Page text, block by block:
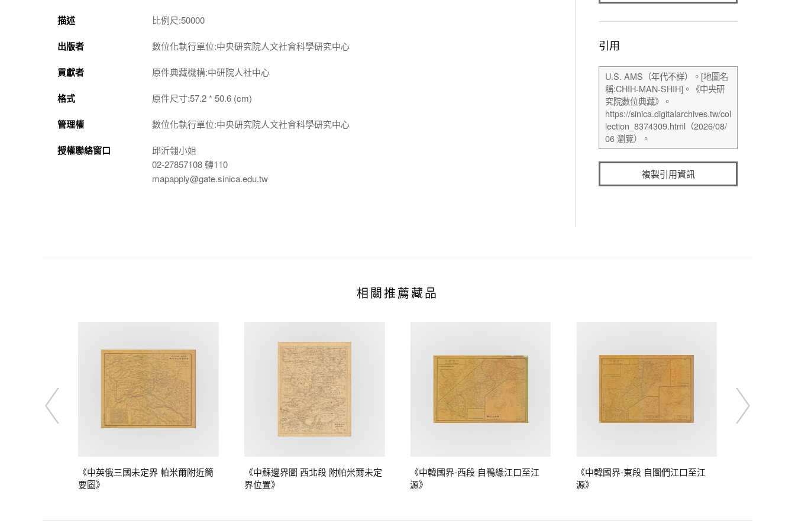
描述
比例尺:50000
出版者 數位化執行單位:中央研究院人文社會科學研究中心
貢獻者 原件典藏機構:中研院人社中心
格式 原件尺寸:57.2 * 50.6 (cm)
管理權 數位化執行單位:中央研究院人文社會科學研究中心
授權聯絡窗口
邱沂翎小姐
02-27857108 轉110
mapapply@gate.sinica.edu.tw
引用
複製引用資訊
相關推薦藏品
《中英俄三國未定界 帕米爾附近簡
要圖》
《中蘇邊界圖 西北段 附帕米爾未定
界位置》
《中韓國界-西段 自鴨綠江口至江
源》
《中韓國界-東段 自圖們江口至江
源》